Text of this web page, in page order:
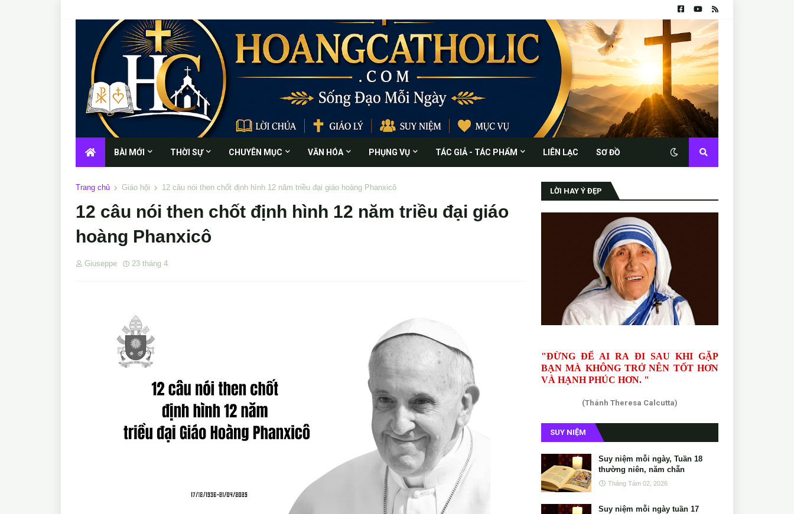
BÀI MỚI THỜI SỰ CHUYÊN MỤC VĂN HÓA PHỤNG VỤ TÁC GIẢ - TÁC PHẨM LIÊN LẠC SƠ ĐỒ
Trang chủ Giáo hội 12 câu nói then chốt định hình 12 năm triều đại giáo hoàng Phanxicô
12 câu nói then chốt định hình 12 năm triều đại giáo
hoàng Phanxicô
Giuseppe 23 tháng 4
LỜI HAY Ý ĐẸP
"ĐỪNG ĐỂ AI RA ĐI SAU KHI GẶP
BẠN MÀ KHÔNG TRỞ NÊN TỐT HƠN
VÀ HẠNH PHÚC HƠN. "
(Thánh Theresa Calcutta)
SUY NIỆM
Suy niệm mỗi ngày, Tuần 18
thường niên, năm chẵn
Tháng Tám 02, 2026
Suy niệm mỗi ngày tuần 17